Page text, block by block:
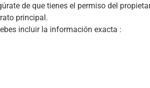
de que tienes el permiso del
principal.
incluir la información exacta :